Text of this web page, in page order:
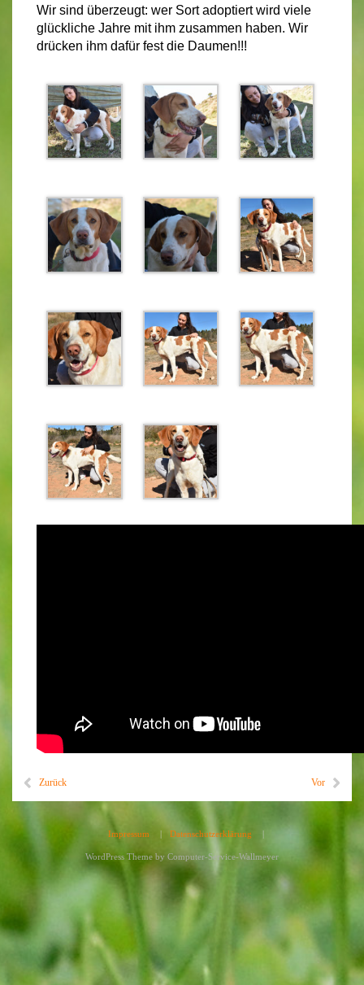
Wir sind überzeugt: wer Sort adoptiert wird viele
glückliche Jahre mit ihm zusammen haben. Wir
drücken ihm dafür fest die Daumen!!!
Zurück Vor
Impressum Datenschutzerklärung
WordPress Theme by Computer-Service-Wallmeyer